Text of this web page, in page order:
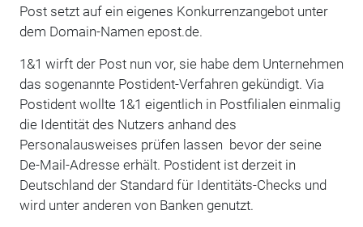
Post setzt auf ein eigenes Konkurrenzangebot unter
dem Domain-Namen epost.de.
1&1 wirft der Post nun vor, sie habe dem Unternehmen
das sogenannte Postident-Verfahren gekündigt. Via
Postident wollte 1&1 eigentlich in Postfilialen einmalig
die Identität des Nutzers anhand des
Personalausweises prüfen lassen ­ bevor der seine
De-Mail-Adresse erhält. Postident ist derzeit in
Deutschland der Standard für Identitäts-Checks und
wird unter anderen von Banken genutzt.